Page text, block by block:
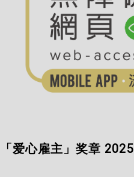
「爱心雇主」奖章 2025